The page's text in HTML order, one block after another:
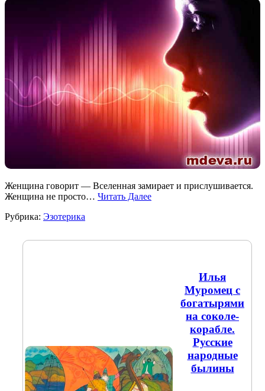
Женщина говорит — Вселенная замирает и прислушивается.
Женщина не просто… Читать Далее
Рубрика: Эзотерика
Илья
Муромец с
богатырями
на соколе-
корабле.
Русские
народные
былины